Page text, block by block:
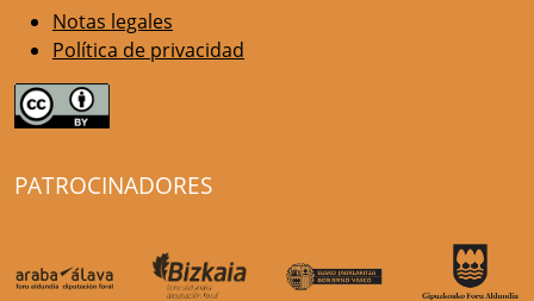
Notas legales
Política de privacidad
PATROCINADORES